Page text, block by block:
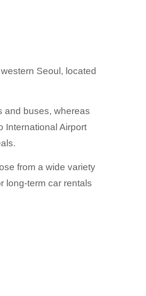
Seoul, located
and buses, whereas
International Airport
from a wide variety
long-term car rentals